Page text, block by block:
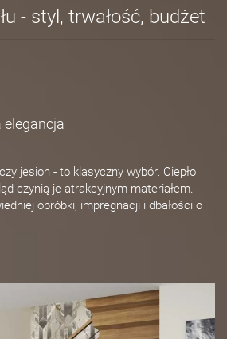
- styl, trwałość, budżet
elegancja
jesion - to klasyczny wybór. Ciepło
czynią je atrakcyjnym materiałem.
obróbki, impregnacji i dbałości o